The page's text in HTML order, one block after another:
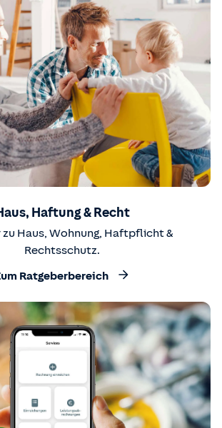
Haftung & Recht
zu Haus, Wohnung, Haftpflicht &
Rechtsschutz.
Ratgeberbereich